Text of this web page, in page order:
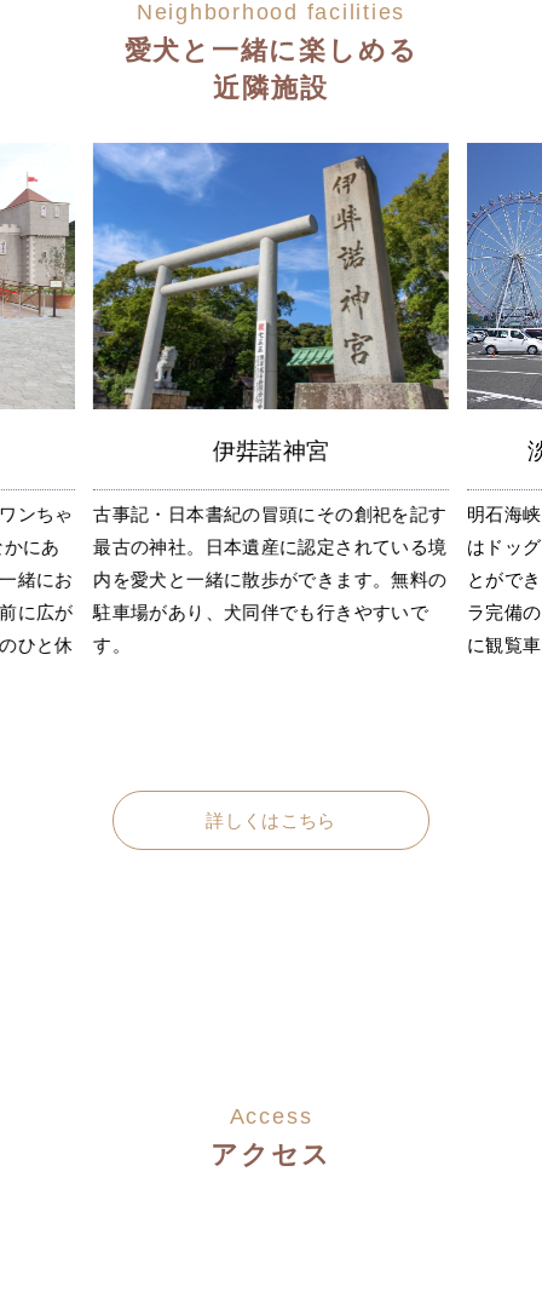
Neighborhood facilities
愛犬と一緒に楽しめる
近隣施設
ンちゃ
にあ
緒にお
に広が
ひと休
伊弉諾神宮
古事記・日本書紀の冒頭にその創祀を記す
最古の神社。日本遺産に認定されている境
内を愛犬と一緒に散歩ができます。無料の
駐車場があり、犬同伴でも行きやすいで
す。
明石海
はドッ
とがで
ラ完備
に観覧
詳しくはこちら
Access
アクセス